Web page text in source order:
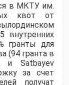
в МКТУ им.
квот от
внутренних
гранты для
(94 гранта в
и Satbayev
за счет
получат